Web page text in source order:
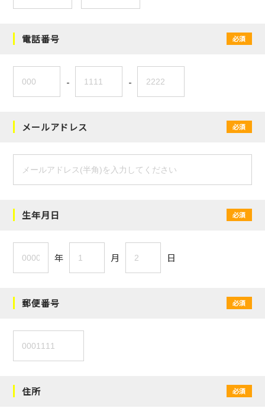
電話番号 必須
- -
メールアドレス 必須
生年月日 必須
年 月 日
郵便番号 必須
住所 必須